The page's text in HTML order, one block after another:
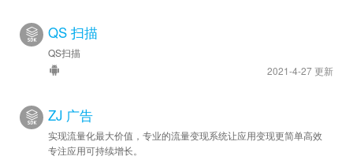
QS 扫描
QS扫描
2021-4-27 更新
ZJ 广告
实现流量化最大价值，专业的流量变现系统让应用变现更简单高效
专注应用可持续增长。